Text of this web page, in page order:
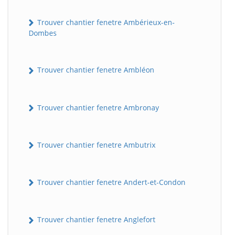
Trouver chantier fenetre Ambérieux-en-
Dombes
Trouver chantier fenetre Ambléon
Trouver chantier fenetre Ambronay
Trouver chantier fenetre Ambutrix
Trouver chantier fenetre Andert-et-Condon
Trouver chantier fenetre Anglefort